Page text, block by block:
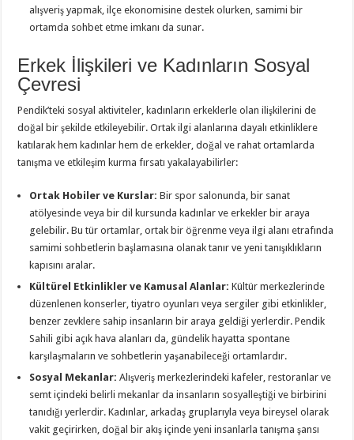
alışveriş yapmak, ilçe ekonomisine destek olurken, samimi bir
ortamda sohbet etme imkanı da sunar.
Erkek İlişkileri ve Kadınların Sosyal
Çevresi
Pendik’teki sosyal aktiviteler, kadınların erkeklerle olan ilişkilerini de
doğal bir şekilde etkileyebilir. Ortak ilgi alanlarına dayalı etkinliklere
katılarak hem kadınlar hem de erkekler, doğal ve rahat ortamlarda
tanışma ve etkileşim kurma fırsatı yakalayabilirler:
Ortak Hobiler ve Kurslar: Bir spor salonunda, bir sanat
atölyesinde veya bir dil kursunda kadınlar ve erkekler bir araya
gelebilir. Bu tür ortamlar, ortak bir öğrenme veya ilgi alanı etrafında
samimi sohbetlerin başlamasına olanak tanır ve yeni tanışıklıkların
kapısını aralar.
Kültürel Etkinlikler ve Kamusal Alanlar: Kültür merkezlerinde
düzenlenen konserler, tiyatro oyunları veya sergiler gibi etkinlikler,
benzer zevklere sahip insanların bir araya geldiği yerlerdir. Pendik
Sahili gibi açık hava alanları da, gündelik hayatta spontane
karşılaşmaların ve sohbetlerin yaşanabileceği ortamlardır.
Sosyal Mekanlar: Alışveriş merkezlerindeki kafeler, restoranlar ve
semt içindeki belirli mekanlar da insanların sosyalleştiği ve birbirini
tanıdığı yerlerdir. Kadınlar, arkadaş gruplarıyla veya bireysel olarak
vakit geçirirken, doğal bir akış içinde yeni insanlarla tanışma şansı